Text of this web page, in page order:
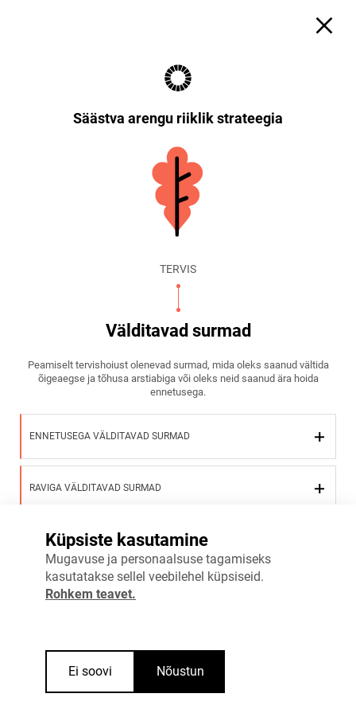
Säästva arengu riiklik strateegia
TERVIS
Välditavad surmad
Peamiselt tervishoiust olenevad surmad, mida oleks saanud vältida
õigeaegse ja tõhusa arstiabiga või oleks neid saanud ära hoida
ennetusega.
ENNETUSEGA VÄLDITAVAD SURMAD
RAVIGA VÄLDITAVAD SURMAD
Vaata täpsemalt
Küpsiste kasutamine
Mugavuse ja personaalsuse tagamiseks
kasutatakse sellel veebilehel küpsiseid.
Rohkem teavet.
Ei soovi Nõustun